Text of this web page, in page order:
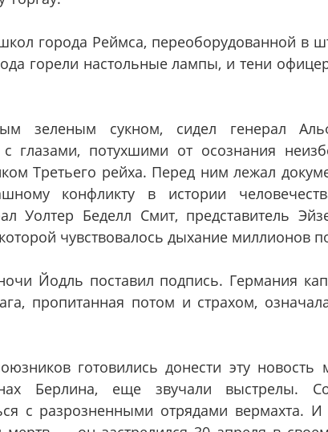
города Реймса, переоборудованной в
горели настольные лампы, и тени
зеленым сукном, сидел генерал
глазами, потухшими от осознания
Третьего рейха. Перед ним лежал
конфликту в истории
Уолтер Беделл Смит, представитель
чувствовалось дыхание миллионов
Йодль поставил подпись. Германия
пропитанная потом и страхом,
готовились донести эту новость
Берлина, еще звучали выстрелы.
с разрозненными отрядами вермахта. И